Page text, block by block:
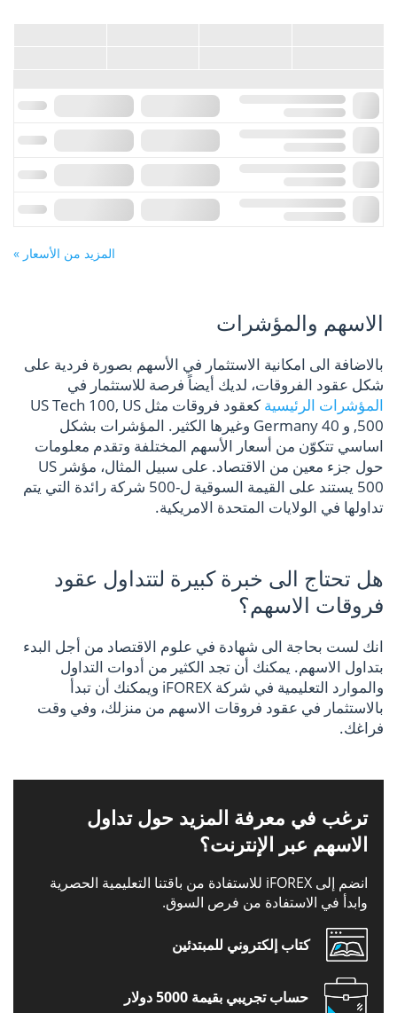
المزيد من الأسعار »
الاسهم والمؤشرات
بالاضافة الى امكانية الاستثمار في الأسهم بصورة فردية على
شكل عقود الفروقات، لديك أيضاً فرصة للاستثمار في
المؤشرات الرئيسية
كعقود فروقات مثل US Tech 100, US
500, و Germany 40 وغيرها الكثير. المؤشرات بشكل
اساسي تتكوّن من أسعار الأسهم المختلفة وتقدم معلومات
حول جزء معين من الاقتصاد. على سبيل المثال، مؤشر US
500 يستند على القيمة السوقية ل-500 شركة رائدة التي يتم
تداولها في الولايات المتحدة الامريكية.
هل تحتاج الى خبرة كبيرة لتتداول عقود
فروقات الاسهم؟
انك لست بحاجة الى شهادة في علوم الاقتصاد من أجل البدء
بتداول الاسهم. يمكنك أن تجد الكثير من أدوات التداول
والموارد التعليمية في شركة iFOREX ويمكنك أن تبدأ
بالاستثمار في عقود فروقات الاسهم من منزلك، وفي وقت
فراغك.
ترغب في معرفة المزيد حول تداول
الاسهم عبر الإنترنت؟
انضم إلى iFOREX للاستفادة من باقتنا التعليمية الحصرية
وابدأ في الاستفادة من فرص السوق.
كتاب إلكتروني للمبتدئين
حساب تجريبي بقيمة 5000 دولار